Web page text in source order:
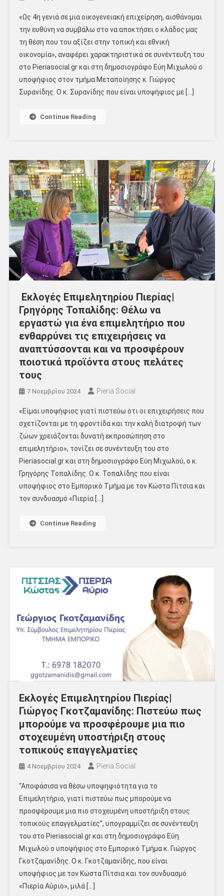
«Ως 4η γενιά σε μια οικογενειακή επιχείρηση, αισθάνομαι
την ευθύνη να συμβάλω στο να αποκτήσει ο κλάδος μας
τη θέση που του αξίζει στην τοπική και εθνική
οικονομία», αναφέρει χαρακτηριστικά σε συνέντευξη του
στο Pieriasocial.gr και στη δημοσιογράφο Εύη Μιχωλού ο
υποψήφιος στον τμήμα Μεταποίησης κ. Γιώργος
Συρανίδης. Ο κ. Συρανίδης που είναι υποψήφιος με […]
Continue Reading
Εκλογές Επιμελητηρίου Πιερίας|
Γρηγόρης Τοπαλίδης: Θέλω να
εργαστώ για ένα επιμελητήριο που
ενθαρρύνει τις επιχειρήσεις να
αναπτύσσονται και να προσφέρουν
ποιοτικά προϊόντα στους πελάτες
τους
7 Νοεμβρίου 2024 Pieria Social
«Είμαι υποψήφιος γιατί πιστεύω ότι οι επιχειρήσεις που
σχετίζονται με τη φροντίδα και την καλή διατροφή των
ζώων χρειάζονται δυνατή εκπροσώπηση στο
επιμελητήριο», τονίζει σε συνέντευξη του στο
Pieriasocial.gr και στη δημοσιογράφο Εύη Μιχωλού, ο κ.
Γρηγόρης Τοπαλίδης. Ο κ. Τοπαλίδης που είναι
υποψήφιος στο Εμπορικό Τμήμα με τον Κώστα Πίτσια και
τον συνδυασμό «Πιερία […]
Continue Reading
Εκλογές Επιμελητηρίου Πιερίας|
Γιώργος Γκοτζαμανίδης: Πιστεύω πως
μπορούμε να προσφέρουμε μια πιο
στοχευμένη υποστήριξη στους
τοπικούς επαγγελματίες
4 Νοεμβρίου 2024 Pieria Social
“Αποφάσισα να θέσω υποψηφιότητα για το
Επιμελητήριο, γιατί πιστεύω πως μπορούμε να
προσφέρουμε μια πιο στοχευμένη υποστήριξη στους
τοπικούς επαγγελματίες”, υπογραμμίζει σε συνέντευξη
του στο Pieriasocial.gr και στη δημοσιογράφο Εύη
Μιχωλού ο υποψήφιος στο Εμπορικό Τμήμα κ. Γιώργος
Γκοτζαμανίδης. Ο κ. Γκοτζαμανίδης, που είναι
υποψήφιος με τον Κώστα Πίτσια και τον συνδυασμό
«Πιερία Αύριο», μιλά […]